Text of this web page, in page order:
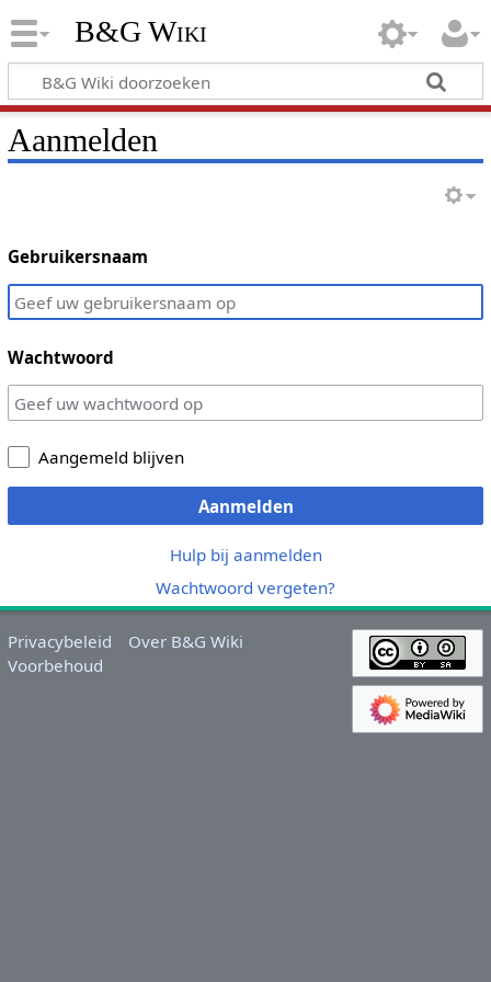
B&G Wiki
Aanmelden
Gebruikersnaam
Wachtwoord
Aangemeld blijven
Aanmelden
Hulp bij aanmelden
Wachtwoord vergeten?
Privacybeleid
Over B&G Wiki
Voorbehoud